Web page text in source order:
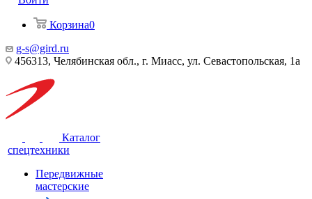
Корзина0
g-s@gird.ru
456313, Челябинская обл., г. Миасс, ул. Севастопольская, 1а
Каталог
спецтехники
Передвижные
мастерские